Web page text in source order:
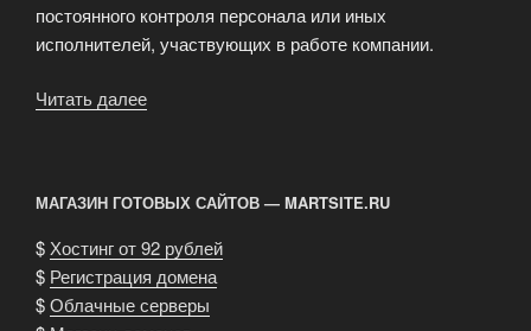
постоянного контроля персонала или иных
исполнителей, участвующих в работе компании.
Читать далее
бизнеса»
МАГАЗИН ГОТОВЫХ САЙТОВ — MARTSITE.RU
$Хостинг от 92 рублей
$ Регистрация домена
$Облачные серверы